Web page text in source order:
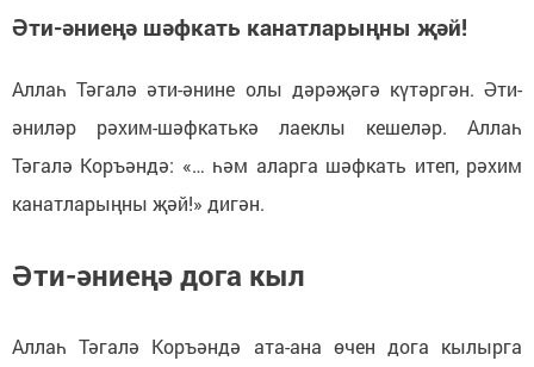
Әти-әниеңә шәфкать канатларыңны җәй!
Аллаһ Тәгалә әти-әнине олы дәрәҗәгә күтәргән. Әти-
әниләр рәхим-шәфкатькә лаеклы кешеләр. Аллаһ
Тәгалә Коръәндә: «… һәм аларга шәфкать итеп, рәхим
канатларыңны җәй!» дигән.
Әти-әниеңә дога кыл
Аллаһ Тәгалә Коръәндә ата-ана өчен дога кылырга